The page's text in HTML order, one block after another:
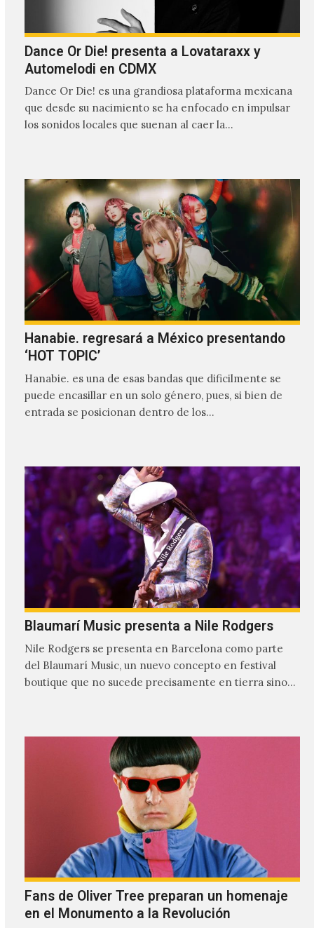
Dance Or Die! presenta a Lovataraxx y
Automelodi en CDMX
Dance Or Die! es una grandiosa plataforma mexicana
que desde su nacimiento se ha enfocado en impulsar
los sonidos locales que suenan al caer la…
Hanabie. regresará a México presentando
‘HOT TOPIC’
Hanabie. es una de esas bandas que dificilmente se
puede encasillar en un solo género, pues, si bien de
entrada se posicionan dentro de los…
Blaumarí Music presenta a Nile Rodgers
Nile Rodgers se presenta en Barcelona como parte
del Blaumarí Music, un nuevo concepto en festival
boutique que no sucede precisamente en tierra sino
Fans de Oliver Tree preparan un homenaje
en el Monumento a la Revolución